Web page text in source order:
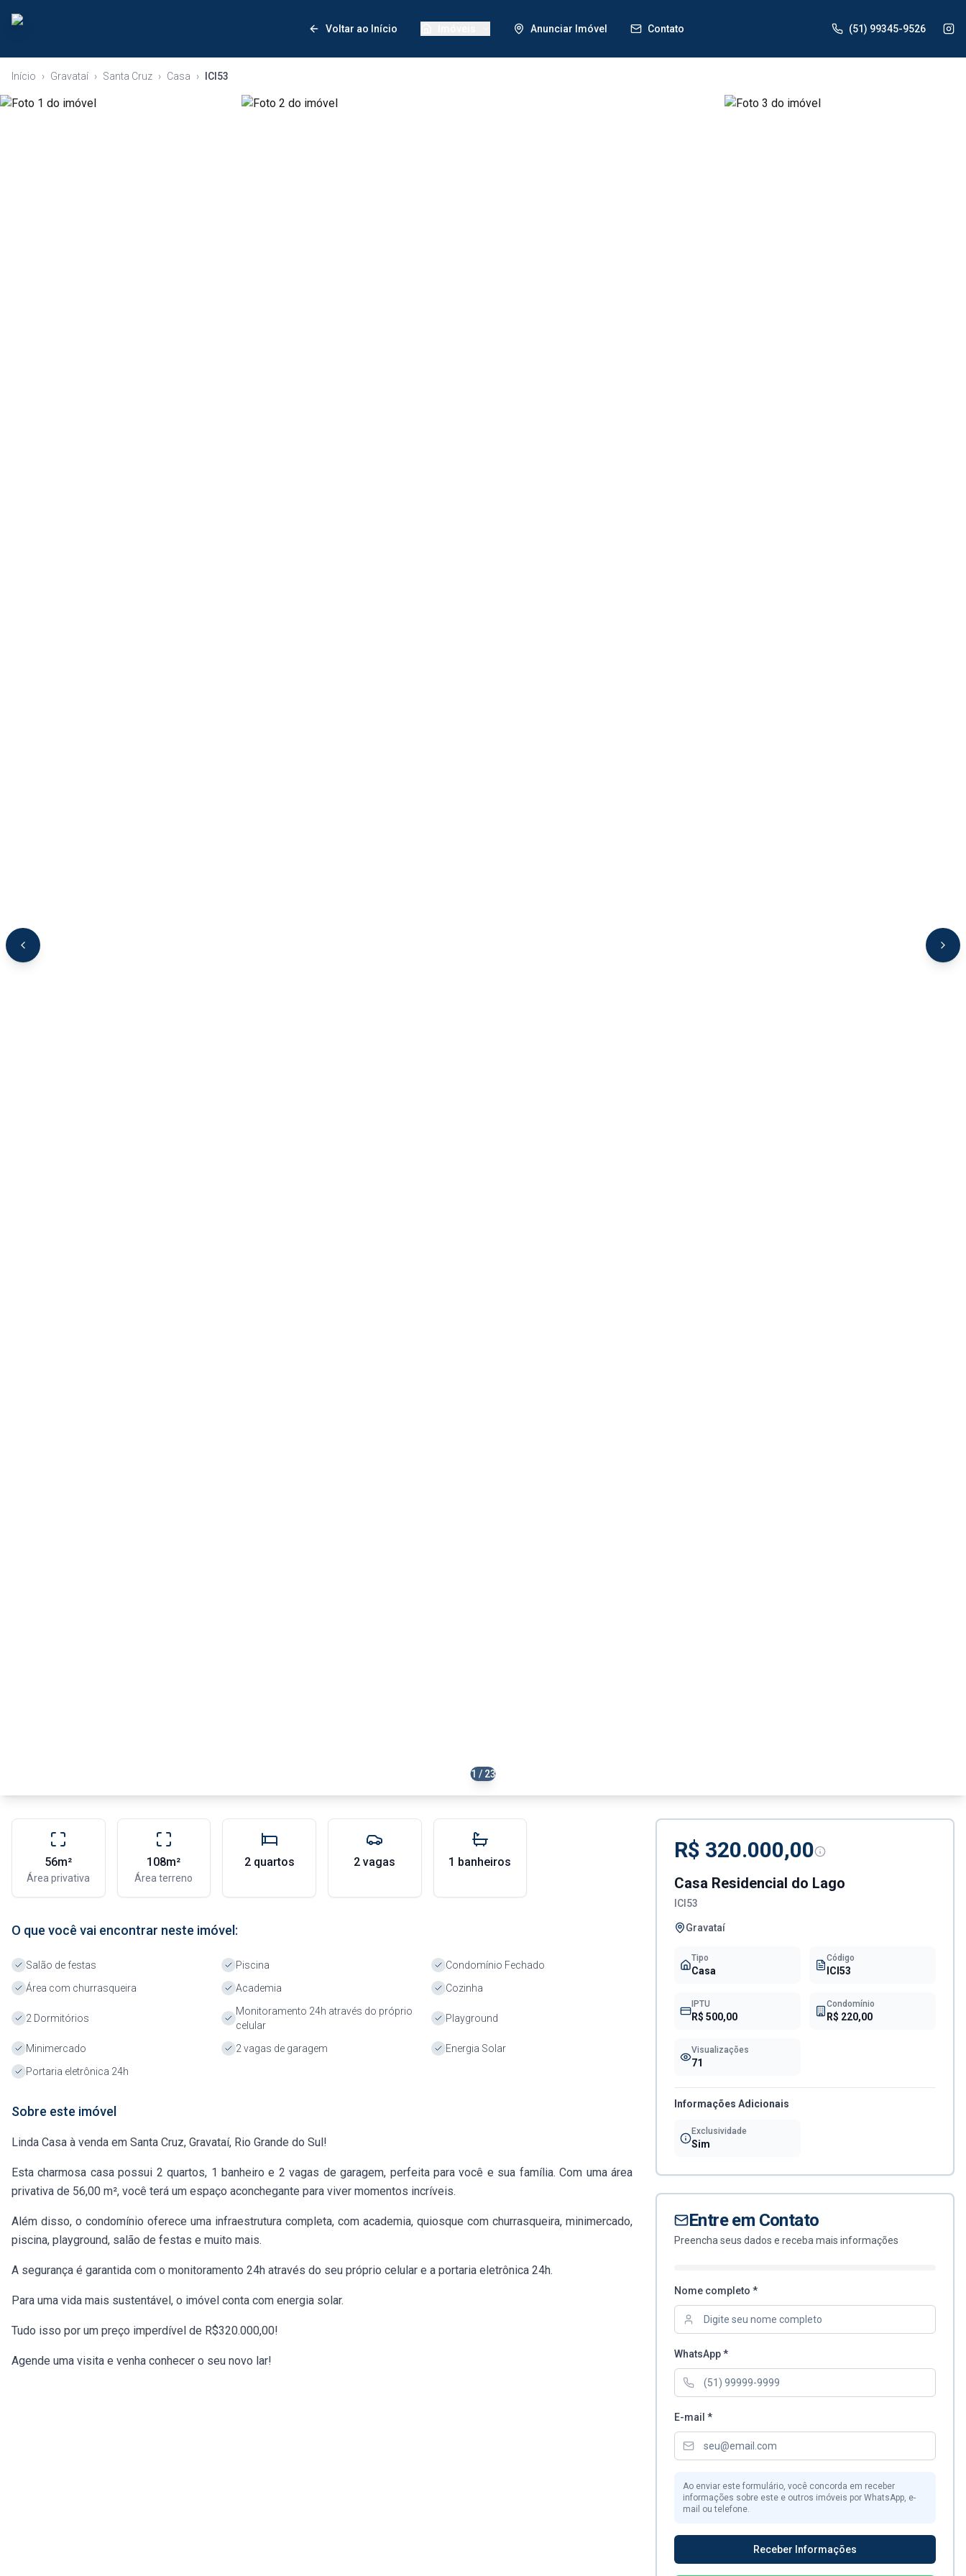
Voltar ao Início Anunciar Imóvel Contato (51) 99345-9526
Início › Gravataí › Santa Cruz › Casa › ICI53
1 / 23
56m²
Área privativa
108m²
Área terreno
2 quartos 2 vagas 1 banheiros
O que você vai encontrar neste imóvel:
Salão de festas Piscina
Condomínio Fechado
Área com churrasqueira
Academia Cozinha
2 Dormitórios
Monitoramento 24h através do próprio
celular
Playground
Minimercado 2 vagas de garagem
Energia Solar
Portaria eletrônica 24h
Sobre este imóvel
Linda Casa à venda em Santa Cruz, Gravataí, Rio Grande do Sul!
Esta charmosa casa possui 2 quartos, 1 banheiro e 2 vagas de garagem, perfeita para você e sua família. Com uma área
privativa de 56,00 m², você terá um espaço aconchegante para viver momentos incríveis.
Além disso, o condomínio oferece uma infraestrutura completa, com academia, quiosque com churrasqueira, minimercado,
piscina, playground, salão de festas e muito mais.
A segurança é garantida com o monitoramento 24h através do seu próprio celular e a portaria eletrônica 24h.
Para uma vida mais sustentável, o imóvel conta com energia solar.
Tudo isso por um preço imperdível de R$320.000,00!
Agende uma visita e venha conhecer o seu novo lar!
R$ 320.000,00
Casa Residencial do Lago
ICI53
Gravataí
Tipo
Casa
Código
ICI53
IPTU
R$ 500,00
Condomínio
R$ 220,00
Visualizações
71
Informações Adicionais
Exclusividade
Sim
Entre em Contato
Preencha seus dados e receba mais informações
Nome completo *
WhatsApp *
E-mail *
Ao enviar este formulário, você concorda em receber
informações sobre este e outros imóveis por WhatsApp, e-
mail ou telefone.
Receber Informações